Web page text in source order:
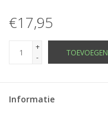
€17,95
+
-
Informatie